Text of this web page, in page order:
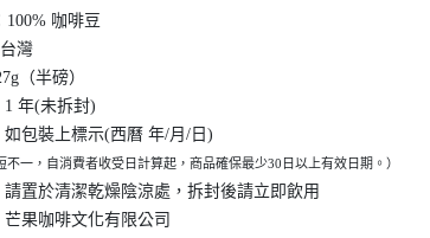
100% 咖啡豆
灣
（半磅）
年(未拆封)
包裝上標示(西曆 年/月/日)
不一，自消費者收受日計算起，商品確保最少30日以上有效日期。）
置於清潔乾燥陰涼處，拆封後請立即飲用
果咖啡文化有限公司